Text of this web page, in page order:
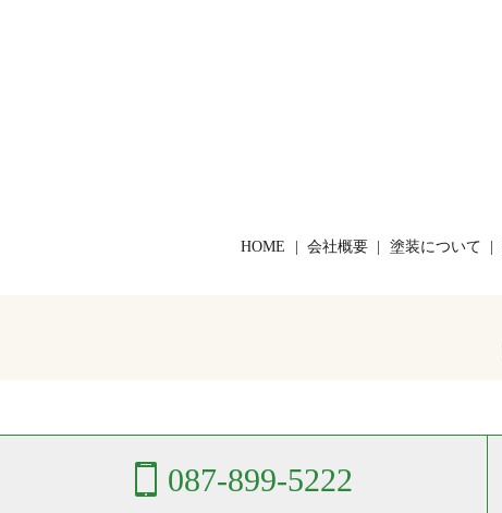
087-899-5222
HOME 会社概要 塗装について